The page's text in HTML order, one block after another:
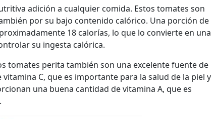
adición a cualquier comida. Estos tomates son
por su bajo contenido calórico. Una porción de
18 calorías, lo que lo convierte en una
su ingesta calórica.
tomates perita también son una excelente fuente de
C, que es importante para la salud de la piel y
una buena cantidad de vitamina A, que es